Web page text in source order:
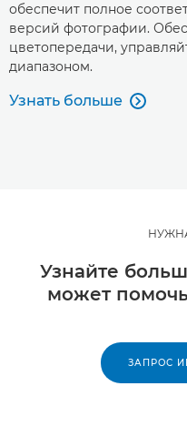
обеспечит полное
версий фотографии.
цветопередачи,
диапазоном.
Узнать больше 
Узнайте
может
ЗАПРОС